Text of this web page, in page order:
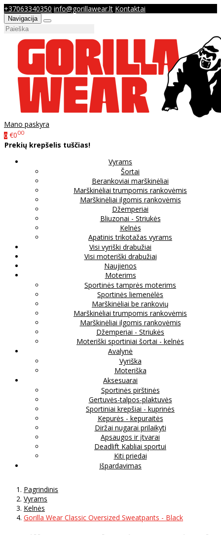
+37063340350 info@gorillawear.lt Kontaktai
Navigacija
Mano paskyra
0 €000
Prekių krepšelis tuščias!
Vyrams
Šortai
Berankoviai marškinėliai
Marškinėliai trumpomis rankovėmis
Marškinėliai ilgomis rankovėmis
Džemperiai
Bliuzonai - Striukės
Kelnės
Apatinis trikotažas vyrams
Visi vyriški drabužiai
Visi moteriški drabužiai
Naujienos
Moterims
Sportinės tamprės moterims
Sportinės liemenėlės
Marškinėliai be rankovių
Marškinėliai trumpomis rankovėmis
Marškinėliai ilgomis rankovėmis
Džemperiai - Striukės
Moteriški sportiniai šortai - kelnės
Avalynė
Vyriška
Moteriška
Aksesuarai
Sportinės pirštinės
Gertuvės-talpos-plaktuvės
Sportiniai krepšiai - kuprinės
Kepurės - kepuraitės
Diržai nugarai prilaikyti
Apsaugos ir įtvarai
Deadlift Kabliai sportui
Kiti priedai
Išpardavimas
Pagrindinis
Vyrams
Kelnės
Gorilla Wear Classic Oversized Sweatpants - Black